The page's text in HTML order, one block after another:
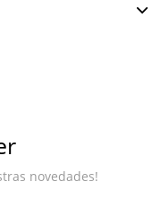
novedades!